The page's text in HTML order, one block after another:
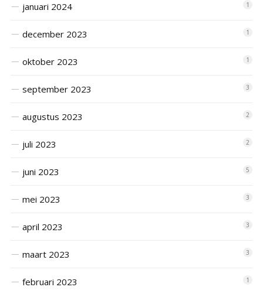
januari 2024 1
december 2023 1
oktober 2023 1
september 2023 3
augustus 2023 2
juli 2023 2
juni 2023 5
mei 2023 3
april 2023 3
maart 2023 3
februari 2023 1